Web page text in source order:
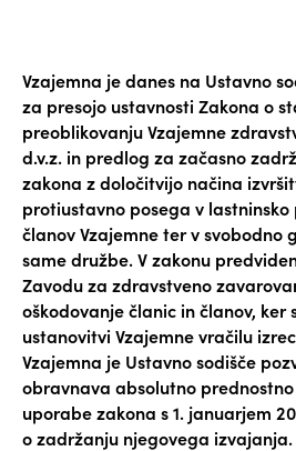
Vzajemna je danes na Ustavno
za presojo ustavnosti Zakona o
preoblikovanju Vzajemne
d.v.z. in predlog za začasno
zakona z določitvijo načina
protiustavno posega v
članov Vzajemne ter v svobodno
same družbe. V zakonu
Zavodu za zdravstveno
oškodovanje članic in članov, ker
ustanovitvi Vzajemne vračilu
Vzajemna je Ustavno sodišče
obravnava absolutno
uporabe zakona s 1. januarjem
o zadržanju njegovega izvajanja.